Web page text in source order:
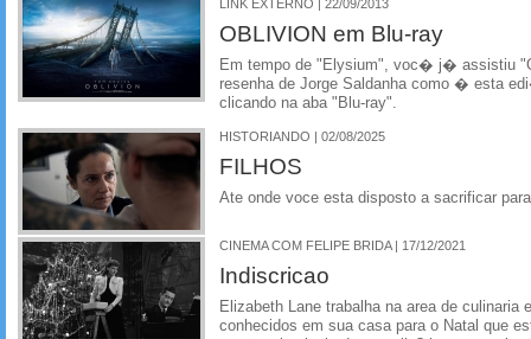
LINK EXTERNO | 22/09/2013
OBLIVION em Blu-ray
Em tempo de "Elysium", voc� j� assistiu
resenha de Jorge Saldanha como � esta
clicando na aba "Blu-ray".
HISTORIANDO | 02/08/2025
FILHOS
Ate onde voce esta disposto a sacrificar
CINEMA COM FELIPE BRIDA | 17/12/2021
Indiscricao
Elizabeth Lane trabalha na area de culinaria
conhecidos em sua casa para o Natal que